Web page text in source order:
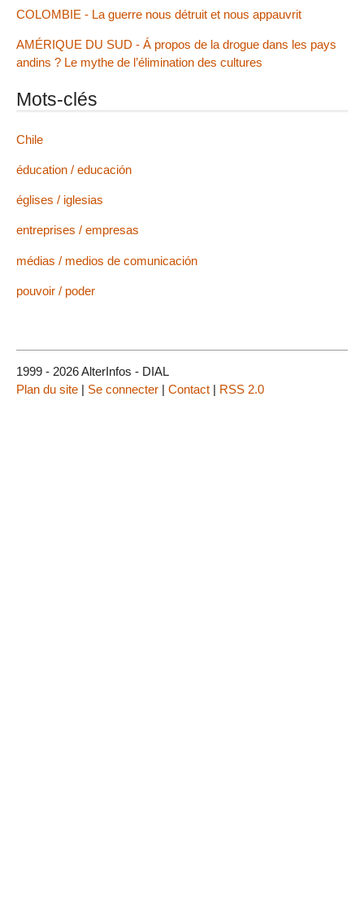
COLOMBIE - La guerre nous détruit et nous appauvrit
AMÉRIQUE DU SUD - Á propos de la drogue dans les pays
andins ? Le mythe de l’élimination des cultures
Mots-clés
Chile
éducation / educación
églises / iglesias
entreprises / empresas
médias / medios de comunicación
pouvoir / poder
1999 - 2026 AlterInfos - DIAL
Plan du site | Se connecter | Contact | RSS 2.0